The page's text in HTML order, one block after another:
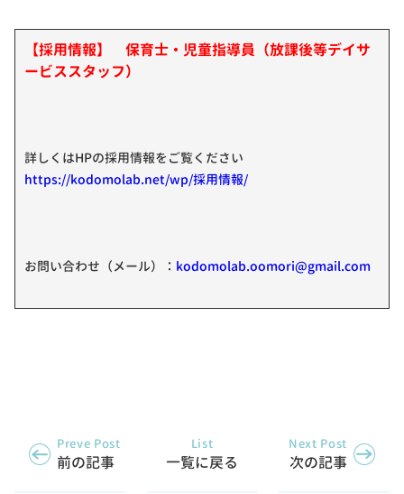
【採用情報】 保育士・児童指導員（放課後等デイサ
ービススタッフ）
詳しくはHPの採用情報をご覧ください
https://kodomolab.net/wp/採用情報/
お問い合わせ（メール）： kodomolab.oomori@gmail.com
Preve Post
前の記事
List
一覧に戻る
Next Post
次の記事